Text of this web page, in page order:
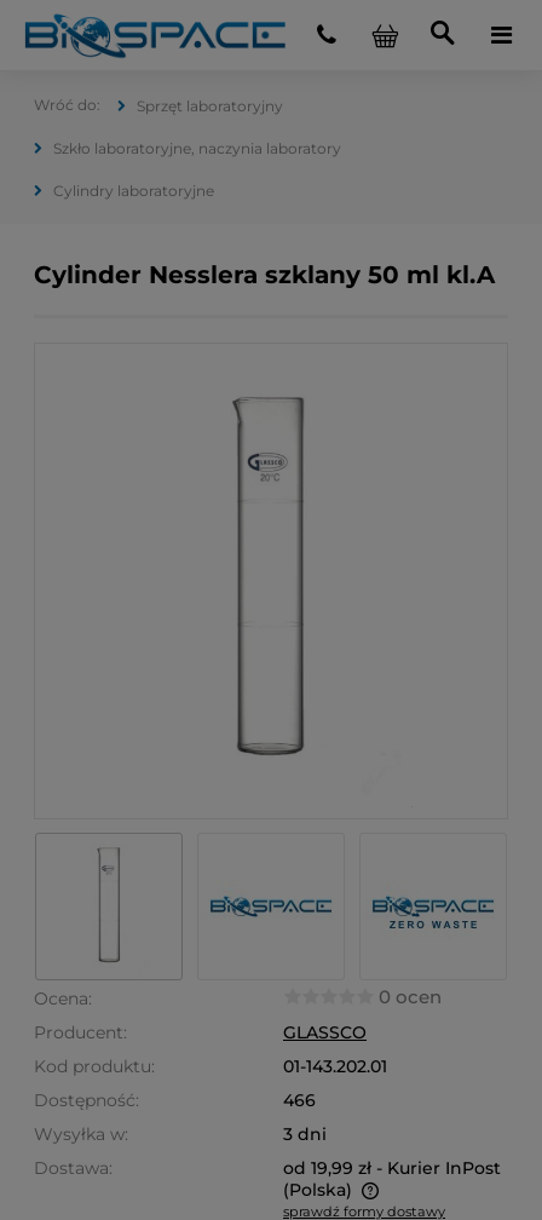
Sprzęt laboratoryjny
Szkło laboratoryjne, naczynia laboratory
Cylindry laboratoryjne
Cylinder Nesslera szklany 50 ml kl.A
Ocena: 0 ocen
Producent:
GLASSCO
Kod produktu:
01-143.202.01
Dostępność:
466
Wysyłka w:
3 dni
Dostawa:
od 19,99 zł - Kurier InPost
(Polska)
Cena nie zawiera ewentualnych kosztów płatności
sprawdź formy dostawy